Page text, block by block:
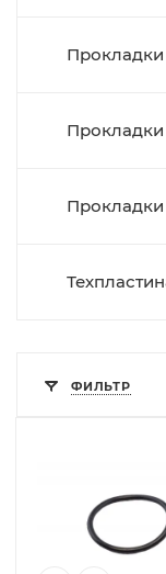
Прокладки
Прокладки
ФИЛЬТР